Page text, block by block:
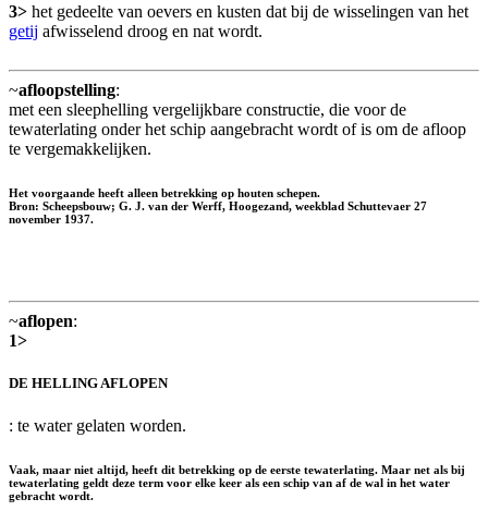
3> het gedeelte van oevers en kusten dat bij de wisselingen van het
getij afwisselend droog en nat wordt.
~afloopstelling:
met een sleephelling vergelijkbare constructie, die voor de
tewaterlating onder het schip aangebracht wordt of is om de afloop
te vergemakkelijken.
Het voorgaande heeft alleen betrekking op houten schepen.
Bron: Scheepsbouw; G. J. van der Werff, Hoogezand, weekblad Schuttevaer 27
november 1937.
~aflopen:
1>
DE HELLING AFLOPEN
: te water gelaten worden.
Vaak, maar niet altijd, heeft dit betrekking op de eerste tewaterlating. Maar net als bij
tewaterlating geldt deze term voor elke keer als een schip van af de wal in het water
gebracht wordt.